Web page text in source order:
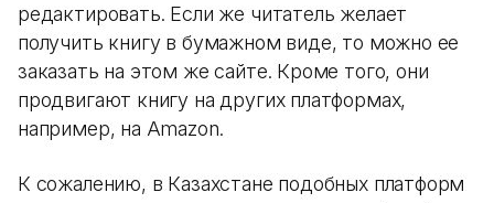
редактировать. Если же читатель желает
получить книгу в бумажном виде, то можно ее
заказать на этом же сайте. Кроме того, они
продвигают книгу на других платформах,
например, на Amazon.
К сожалению, в Казахстане подобных платформ